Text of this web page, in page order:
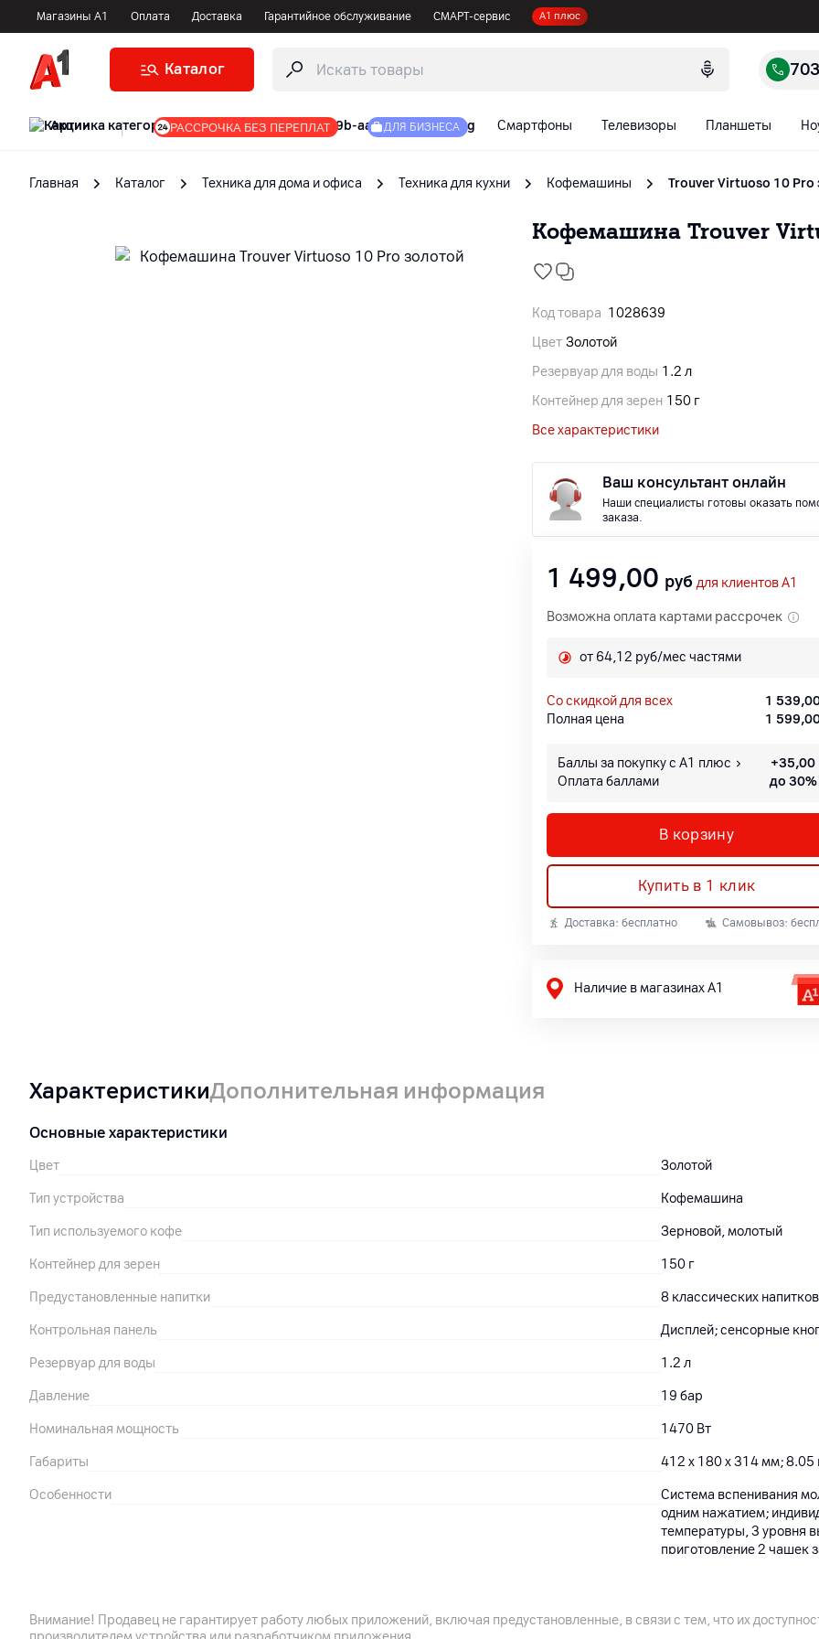
Магазины А1 Оплата Доставка Гарантийное обслуживание СМАРТ-сервис А1 плюс
Каталог
Акции | РАССРОЧКА БЕЗ ПЕРЕПЛАТ ДЛЯ БИЗНЕСА Смартфоны Телевизоры Планшеты
Главная Каталог Техника для дома и офиса Техника для кухни Кофемашины Trouver Virtuoso 10 Pro
Кофемашина Trouver
Код товара 1028639
Цвет Золотой
Резервуар для воды 1.2 л
Контейнер для зерен 150 г
Все характеристики
Ваш консультант онлайн
Наши специалисты готовы оказать
заказа.
1 499,00 руб для клиентов A1
Возможна оплата картами рассрочек
от 64,12 руб/мес частями
со скидкой для всех 1
Полная цена
1
Баллы за покупку с А1 плюс +35,00
Оплата баллами
до 30%
В корзину
Купить в 1 клик
Доставка: бесплатно Самовывоз:
Наличие в магазинах А1
ХарактеристикиДополнительная информация
Основные характеристики
Цвет Золотой
Тип устройства Кофемашина
Тип используемого кофе Зерновой, молотый
Контейнер для зерен 150 г
Предустановленные напитки 8 классических
Контрольная панель Дисплей; сенсорные
Резервуар для воды 1.2 л
Давление 19 бар
Номинальная мощность 1470 Вт
Габариты 412 x 180 x 314 мм; 8.05
Особенности
Система вспенивания
одним нажатием;
температуры, 3 уровня
приготовление 2 чашек
Внимание! Продавец не гарантирует работу любых приложений, включая предустановленные, в связи с тем, что их